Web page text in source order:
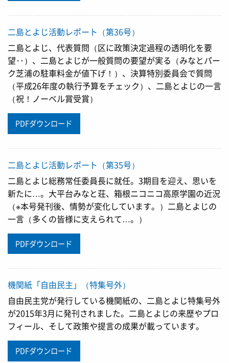
二島とよじ活動レポート（第36号）
二島とよじ、代表質問（区に政策決定過程の透明化を要
望‥）、二島とよじが一般質問の要望が実る（みなとパー
ク芝浦の駐車料金が値下げ！）、決算特別委員会で質問
（平成26年度の執行予算をチェック）、二島とよじの一言
（祝！ノーベル賞受賞）
PDFダウンロード
二島とよじ活動レポート（第35号）
二島とよじ総務常任委員長に就任。3期目を迎え、思いを
新たに…。大平台みなと荘、箱根ニコニコ高原学園の近況
（※本号発刊後、情勢が変化しています。）二島とよじの
一言（多くの皆様に支えられて…。）
PDFダウンロード
機関紙「自由民主」（特集号外）
自由民主党が発行している機関紙の、二島とよじ特集号外
が2015年3月に発刊されました。二島とよじの来歴やプロ
フィール、そして政策や提言の成果が載っています。
PDFダウンロード